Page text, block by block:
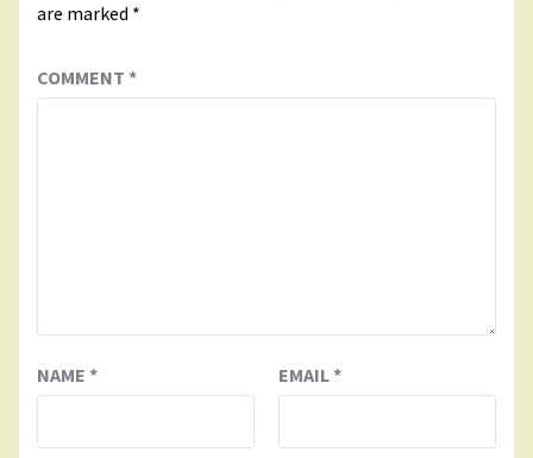
are marked *
COMMENT *
NAME * EMAIL*